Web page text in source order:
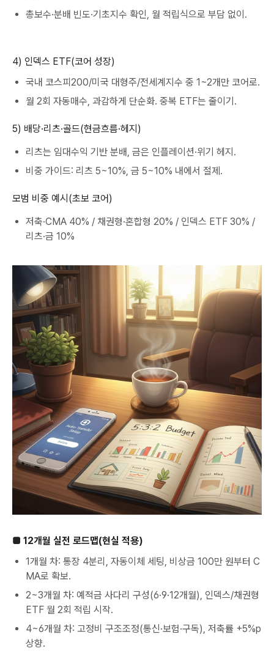
총보수·분배 빈도·기초지수 확인, 월 적립식으로 부담 없이.
4) 인덱스 ETF(코어 성장)
국내 코스피200/미국 대형주/전세계지수 중 1~2개만 코어로.
월 2회 자동매수, 과감하게 단순화. 중복 ETF는 줄이기.
5) 배당·리츠·골드(현금흐름·헤지)
리츠는 임대수익 기반 분배, 금은 인플레이션·위기 헤지.
비중 가이드: 리츠 5~10%, 금 5~10% 내에서 절제.
모범 비중 예시(초보 코어)
저축·CMA 40% / 채권형·혼합형 20% / 인덱스 ETF 30% /
리츠·금 10%
■ 12개월 실전 로드맵(현실 적용)
1개월 차: 통장 4분리, 자동이체 세팅, 비상금 100만 원부터 C
MA로 확보.
2~3개월 차: 예적금 사다리 구성(6·9·12개월), 인덱스/채권형
ETF 월 2회 적립 시작.
4~6개월 차: 고정비 구조조정(통신·보험·구독), 저축률 +5%p
상향.